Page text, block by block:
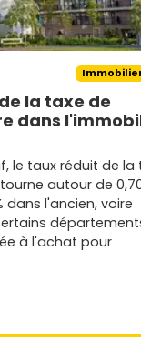
la taxe de
dans
le taux réduit de la
autour de
dans l'ancien, voire
à l'achat pour